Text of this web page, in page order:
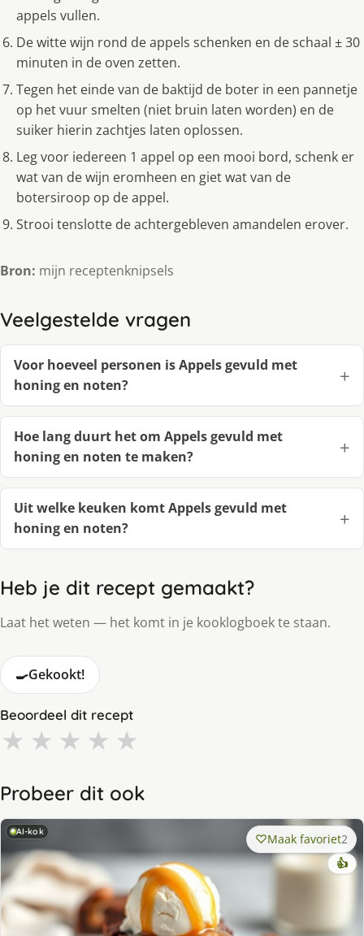
appels vullen.
De witte wijn rond de appels schenken en de schaal ± 30
minuten in de oven zetten.
Tegen het einde van de baktijd de boter in een pannetje
op het vuur smelten (niet bruin laten worden) en de
suiker hierin zachtjes laten oplossen.
Leg voor iedereen 1 appel op een mooi bord, schenk er
wat van de wijn eromheen en giet wat van de
botersiroop op de appel.
Strooi tenslotte de achtergebleven amandelen erover.
Bron: mijn receptenknipsels
Veelgestelde vragen
Voor hoeveel personen is Appels gevuld met
honing en noten?
Hoe lang duurt het om Appels gevuld met
honing en noten te maken?
Uit welke keuken komt Appels gevuld met
honing en noten?
Heb je dit recept gemaakt?
Laat het weten — het komt in je kooklogboek te staan.
🍳Gekookt!
Beoordeel dit recept
★ ★ ★ ★ ★
Probeer dit ook
AI-kok Maak favoriet2
👍